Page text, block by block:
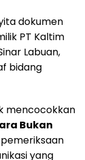
dokumen
PT Kaltim
Labuan,
bidang
mencocokkan
Bukan
yang